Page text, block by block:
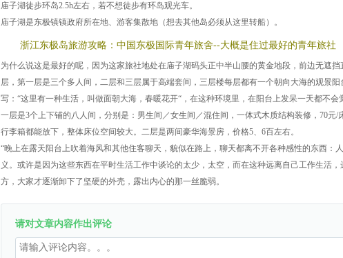
庙子湖徒步环岛2.5h左右，若不想徒步有环岛观光车。
庙子湖是东极镇镇政府所在地、游客集散地（想去其他岛必须从这里转船）。
浙江东极岛旅游攻略：中国东极国际青年旅舍--大概是住过最好的青年旅社
为什么说这是最好的呢，因为这家旅社地处在庙子湖码头正中半山腰的黄金地段，前边无遮
层，第一层是三个多人间，二层和三层属于高端套间，三层楼每层都有一个朝向大海的观景
写：“这里有一种生活，叫做面朝大海，春暖花开“，在这种环境里，在阳台上发呆一天都不会
一层是3个上下铺的八人间，分别是：男生间／女生间／混住间，一体式木质结构装修，70元/
行李箱都能放下，整体床位空间较大。二层是两间豪华海景房，价格5、6百左右。
“晚上在露天阳台上吹着海风和其他住客聊天，貌似在路上，聊天都离不开各种感性的东西：
义。或许是因为这些东西在平时生活工作中谈论的太少，太空，而在这种远离自己工作生活
方，大家才逐渐卸下了坚硬的外壳，露出内心的那一丝脆弱。
请对文章内容作出评论